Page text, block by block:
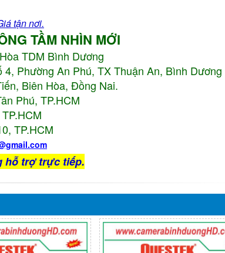
tận nơi.
TẦM NHÌN MỚI
TDM Bình Dương
Phường An Phú, TX Thuận An, Bình Dương
Biên Hòa, Đồng Nai.
Phú, TP.HCM
TP.HCM
TP.HCM
hỗ trợ trực tiếp.